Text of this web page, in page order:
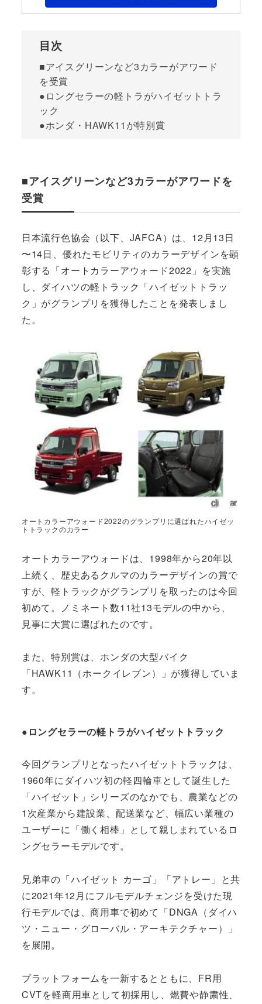
目次
■アイスグリーンなど3カラーがアワード
を受賞
●ロングセラーの軽トラがハイゼットトラ
ック
●ホンダ・HAWK11が特別賞
■アイスグリーンなど3カラーがアワードを
受賞
日本流行色協会（以下、JAFCA）は、12月13日
〜14日、優れたモビリティのカラーデザインを顕
彰する「オートカラーアウォード2022」を実施
し、ダイハツの軽トラック「ハイゼットトラッ
ク」がグランプリを獲得したことを発表しまし
た。
オートカラーアウォード2022のグランプリに選ばれたハイゼッ
トトラックのカラー
オートカラーアウォードは、1998年から20年以
上続く、歴史あるクルマのカラーデザインの賞で
すが、軽トラックがグランプリを取ったのは今回
初めて。ノミネート数11社13モデルの中から、
見事に大賞に選ばれたのです。
また、特別賞は、ホンダの大型バイク
「HAWK11（ホークイレブン）」が獲得していま
す。
●ロングセラーの軽トラがハイゼットトラック
今回グランプリとなったハイゼットトラックは、
1960年にダイハツ初の軽四輪車として誕生した
「ハイゼット」シリーズのなかでも、農業などの
1次産業から建設業、配送業など、幅広い業種の
ユーザーに「働く相棒」として親しまれているロ
ングセラーモデルです。
兄弟車の「ハイゼット カーゴ」「アトレー」と共
に2021年12月にフルモデルチェンジを受けた現
行モデルでは、商用車で初めて「DNGA（ダイハ
ツ・ニュー・グローバル・アーキテクチャー）」
を展開。
プラットフォームを一新するとともに、FR用
CVTを軽商用車として初採用し、燃費や静粛性、